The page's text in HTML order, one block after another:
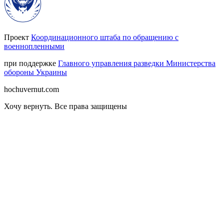
Проект Координационного штаба по обращению с
военнопленными
при поддержке Главного управления разведки Министерства
обороны Украины
hochuvernut.com
Хочу вернуть. Все права защищены